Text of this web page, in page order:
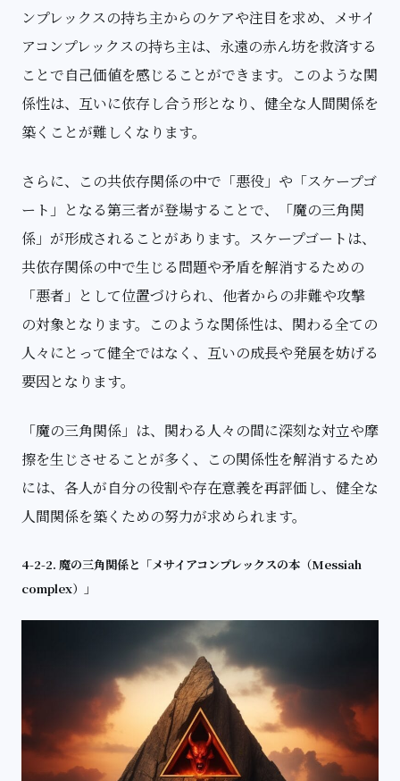
ンプレックスの持ち主からのケアや注目を求め、メサイ
アコンプレックスの持ち主は、永遠の赤ん坊を救済する
ことで自己価値を感じることができます。このような関
係性は、互いに依存し合う形となり、健全な人間関係を
築くことが難しくなります。
さらに、この共依存関係の中で「悪役」や「スケープゴ
ート」となる第三者が登場することで、「魔の三角関
係」が形成されることがあります。スケープゴートは、
共依存関係の中で生じる問題や矛盾を解消するための
「悪者」として位置づけられ、他者からの非難や攻撃
の対象となります。このような関係性は、関わる全ての
人々にとって健全ではなく、互いの成長や発展を妨げる
要因となります。
「魔の三角関係」は、関わる人々の間に深刻な対立や摩
擦を生じさせることが多く、この関係性を解消するため
には、各人が自分の役割や存在意義を再評価し、健全な
人間関係を築くための努力が求められます。
4-2-2. 魔の三角関係と「メサイアコンプレックスの本（Messiah
complex）」